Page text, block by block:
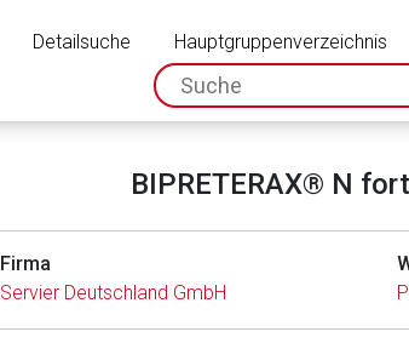
Detailsuche Hauptgruppenverzeichnis
spc.search.input.placeholder
BIPRETERAX® N
Firma
Servier Deutschland GmbH